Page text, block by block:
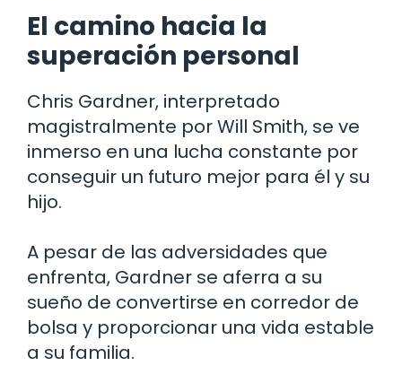
El camino hacia la
superación personal
Chris Gardner, interpretado
magistralmente por Will Smith, se ve
inmerso en una lucha constante por
conseguir un futuro mejor para él y su
hijo.
A pesar de las adversidades que
enfrenta, Gardner se aferra a su
sueño de convertirse en corredor de
bolsa y proporcionar una vida estable
a su familia.